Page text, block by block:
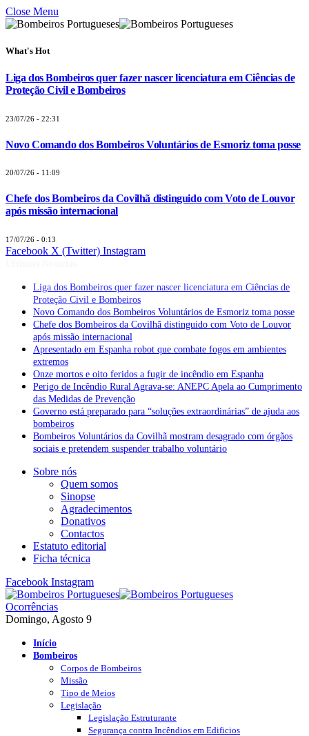
Close Menu
What's Hot
Liga dos Bombeiros quer fazer nascer licenciatura em Ciências de
Proteção Civil e Bombeiros
23/07/26 - 22:31
Novo Comando dos Bombeiros Voluntários de Esmoriz toma posse
20/07/26 - 11:09
Chefe dos Bombeiros da Covilhã distinguido com Voto de Louvor
após missão internacional
17/07/26 - 0:13
Facebook X (Twitter) Instagram
Novo Comando dos Bombeiros Voluntários de Esmoriz toma posse
Chefe dos Bombeiros da Covilhã distinguido com Voto de Louvor
após missão internacional
Apresentado em Espanha robot que combate fogos em ambientes
extremos
Onze mortos e oito feridos a fugir de incêndio em Espanha
Perigo de Incêndio Rural Agrava-se: ANEPC Apela ao Cumprimento
das Medidas de Prevenção
Governo está preparado para “soluções extraordinárias” de ajuda aos
bombeiros
Bombeiros Voluntários da Covilhã mostram desagrado com órgãos
sociais e pretendem suspender trabalho voluntário
Sobre nós
Sinopse
Agradecimentos
Donativos
Contactos
Estatuto editorial
Ficha técnica
Facebook Instagram
Ocorrências
Domingo, Agosto 9
Início
Missão
Tipo de Meios
Legislação
Legislação Estruturante
Segurança contra Incêndios em Edificios
Incêndios Florestais
Bombeiros